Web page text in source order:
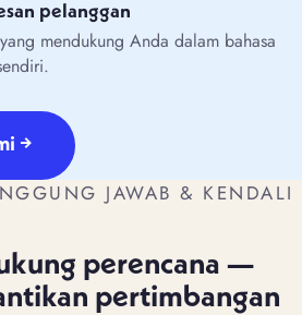
pelanggan
mendukung Anda dalam bahasa
→
JAWAB & KENDALI
perencana —
pertimbangan